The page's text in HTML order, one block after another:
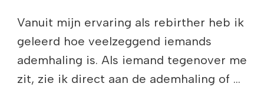
Vanuit mijn ervaring als rebirther heb ik
geleerd hoe veelzeggend iemands
ademhaling is. Als iemand tegenover me
zit, zie ik direct aan de ademhaling of …